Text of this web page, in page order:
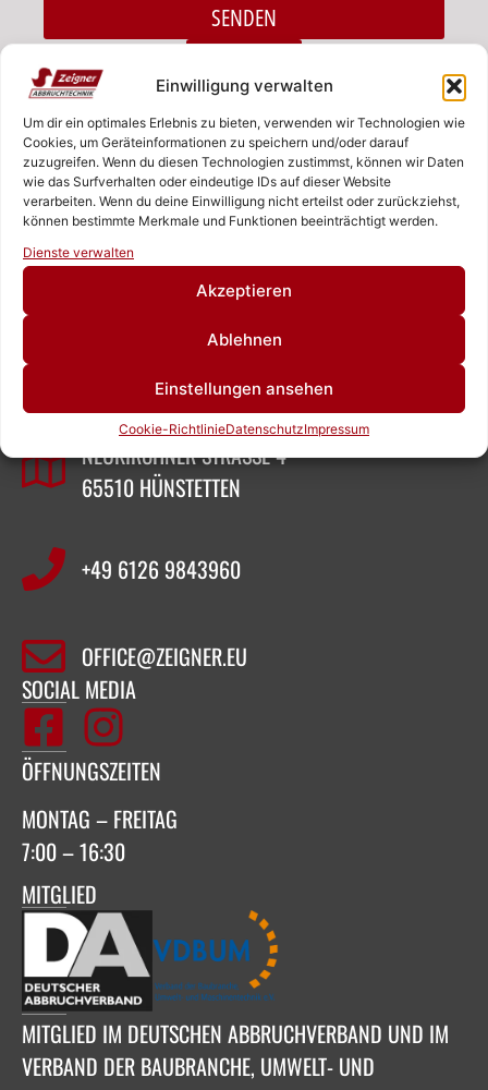
Einwilligung verwalten
Um dir ein optimales Erlebnis zu bieten, verwenden wir Technologien wie
Cookies, um Geräteinformationen zu speichern und/oder darauf
zuzugreifen. Wenn du diesen Technologien zustimmst, können wir Daten
wie das Surfverhalten oder eindeutige IDs auf dieser Website
verarbeiten. Wenn du deine Einwilligung nicht erteilst oder zurückziehst,
können bestimmte Merkmale und Funktionen beeinträchtigt werden.
Dienste verwalten
Akzeptieren
Ablehnen
Einstellungen ansehen
Cookie-RichtlinieDatenschutzImpressum
SENDEN
ZEIGNER ABBRUCHTECHNIK
SASCHA ZEIGNER
NEUKIRCHNER STRASSE 4
65510 HÜNSTETTEN
+49 6126 9843960‬
OFFICE@ZEIGNER.EU
SOCIAL MEDIA
ÖFFNUNGSZEITEN
MONTAG – FREITAG
7:00 – 16:30
MITGLIED
MITGLIED IM DEUTSCHEN ABBRUCHVERBAND UND IM
VERBAND DER BAUBRANCHE, UMWELT- UND
Rufen Sie uns an!